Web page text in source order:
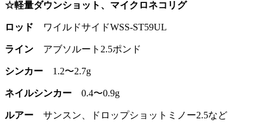
☆軽量ダウンショット、マイクロネコリグ
ロッド ワイルドサイドWSS-ST59UL
ライン アブソルート2.5ポンド
シンカー 1.2〜2.7g
ネイルシンカー 0.4〜0.9g
ルアー サンスン、ドロップショットミノー2.5など